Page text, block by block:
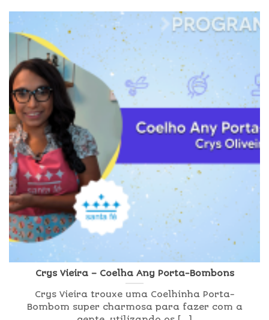
Crys Vieira – Coelha Any Porta-Bombons
Crys Vieira trouxe uma Coelhinha Porta-
Bombom super charmosa para fazer com a